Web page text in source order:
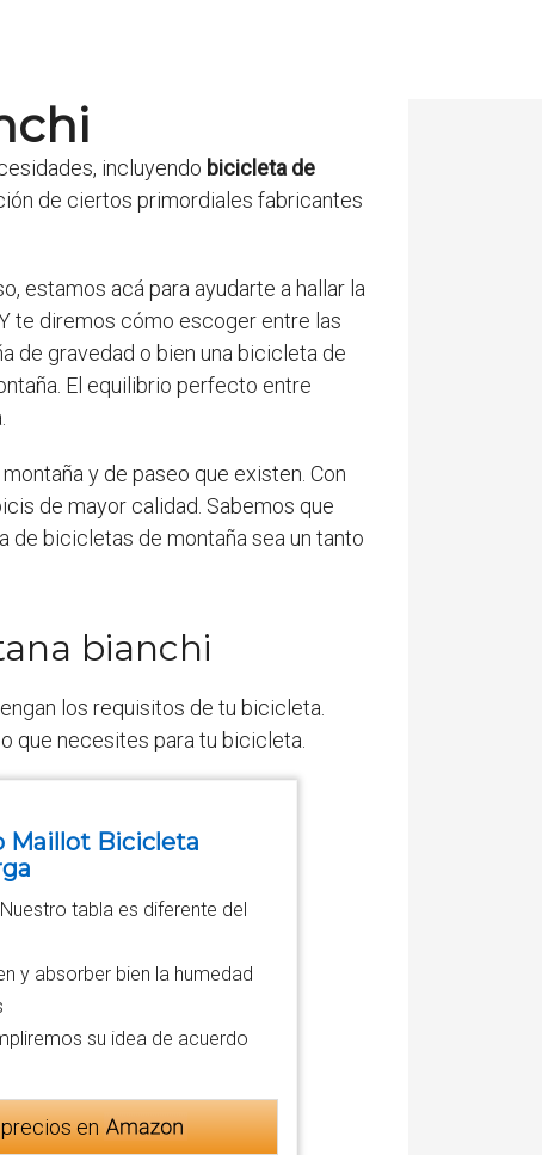
incluyendo bicicleta de
de ciertos primordiales fabricantes
estamos acá para ayudarte a hallar la
te diremos cómo escoger entre las
de gravedad o bien una bicicleta de
El equilibrio perfecto entre
y de paseo que existen. Con
de mayor calidad. Sabemos que
de bicicletas de montaña sea un tanto
bianchi
los requisitos de tu bicicleta.
que necesites para tu bicicleta.
Maillot Bicicleta
tabla es diferente del
y absorber bien la humedad
su idea de acuerdo
en